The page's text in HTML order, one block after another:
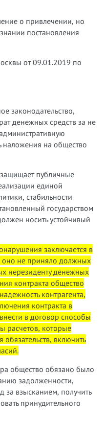
о привлечении, но
постановления
от 09.01.2019 по
законодательство,
денежных средств за не
наложения на общество
публичные
единой
стабильности
государством
носить устойчивый
заключается в
оно не приняло должных
нерезиденту денежных
контракта общество
контрагента,
контракта в
в договор способы
расчетов, которые
включить
общество обязано было
задолженности,
за взысканием, получить
принудительного